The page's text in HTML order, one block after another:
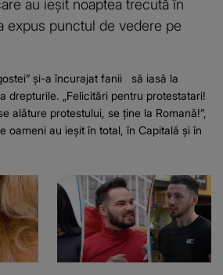
au ieșit noaptea trecută în
expus punctul de vedere pe
și-a încurajat fanii să iasă la
drepturile. „Felicitări pentru protestatari!
alăture protestului, se ține la Romană!”,
oameni au ieșit în total, în Capitală și în